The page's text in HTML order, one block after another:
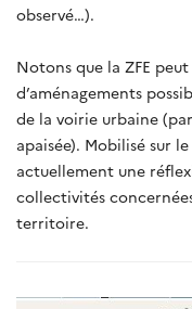
observé…).
Notons que la ZFE
d’aménagements
de la voirie urbaine
apaisée). Mobilisé sur
actuellement une
collectivités
territoire.